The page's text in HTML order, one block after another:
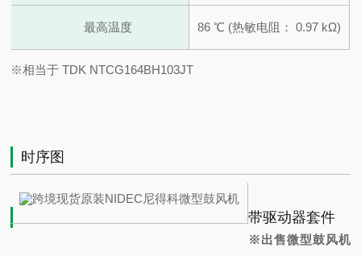
最高温度 86 ℃ (热敏电阻： 0.97 kΩ)
※相当于 TDK NTCG164BH103JT
时序图
带驱动器套件
※出售微型鼓风机